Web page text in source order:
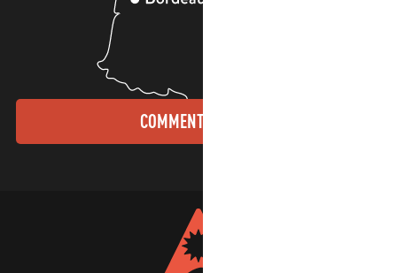
COMMENT VENIR ?